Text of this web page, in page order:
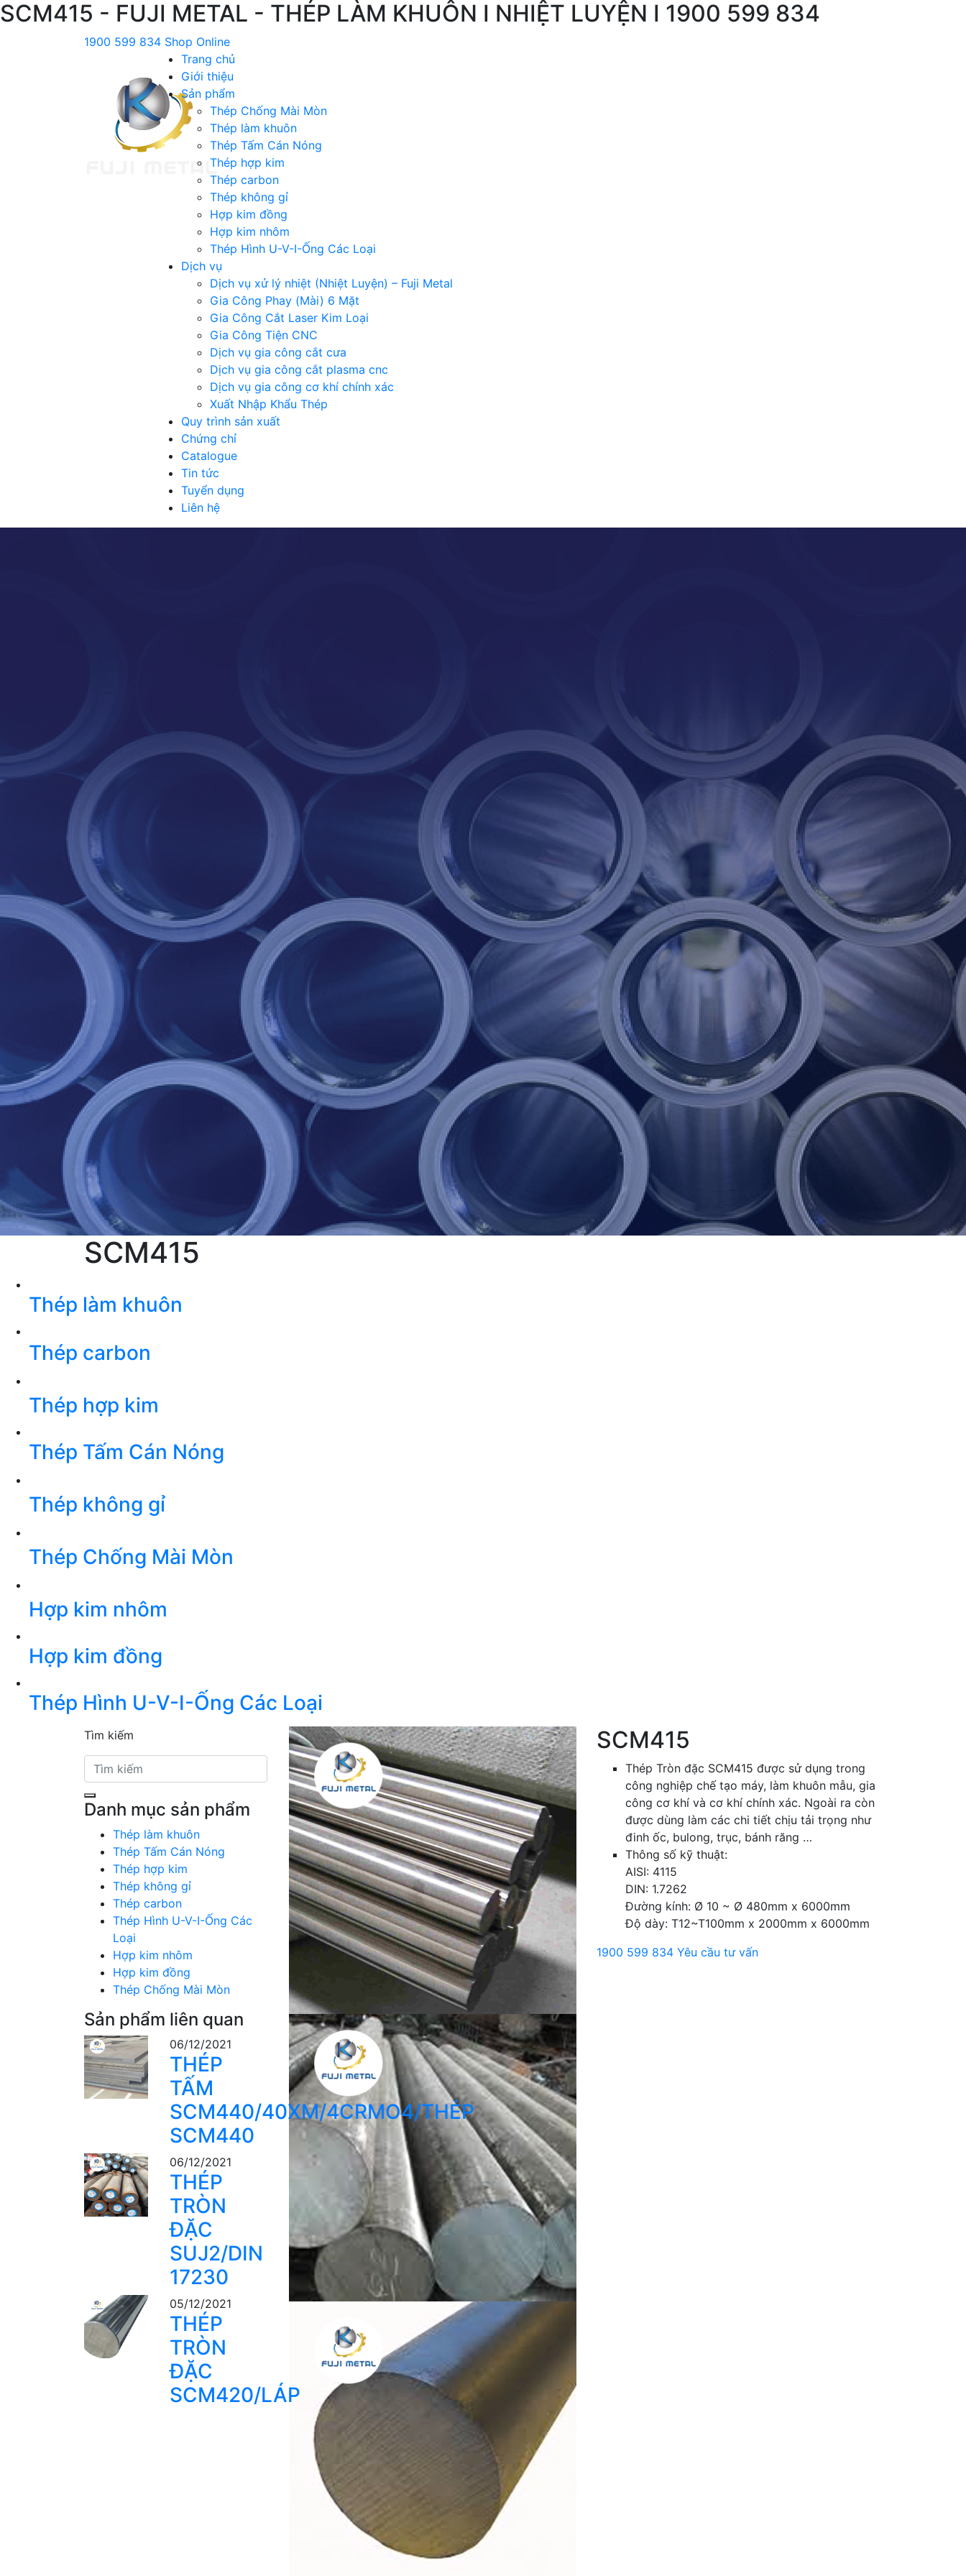
SCM415 - FUJI METAL - THÉP LÀM KHUÔN I NHIỆT LUYỆN I 1900 599 834
1900 599 834 Shop Online
Trang chủ
Giới thiệu
Sản phẩm
Thép Chống Mài Mòn
Thép làm khuôn
Thép Tấm Cán Nóng
Thép hợp kim
Thép carbon
Thép không gỉ
Hợp kim đồng
Hợp kim nhôm
Thép Hình U-V-I-Ống Các Loại
Dịch vụ
Dịch vụ xử lý nhiệt (Nhiệt Luyện) – Fuji Metal
Gia Công Phay (Mài) 6 Mặt
Gia Công Cắt Laser Kim Loại
Gia Công Tiện CNC
Dịch vụ gia công cắt cưa
Dịch vụ gia công cắt plasma cnc
Dịch vụ gia công cơ khí chính xác
Xuất Nhập Khẩu Thép
Quy trình sản xuất
Chứng chỉ
Catalogue
Tin tức
Tuyển dụng
Liên hệ
SCM415
Thép làm khuôn
Thép carbon
Thép hợp kim
Thép Tấm Cán Nóng
Thép không gỉ
Thép Chống Mài Mòn
Hợp kim nhôm
Hợp kim đồng
Thép Hình U-V-I-Ống Các Loại
SCM415
Thép Tròn đặc SCM415 được sử dụng trong
công nghiệp chế tạo máy, làm khuôn mẫu, gia
công cơ khí và cơ khí chính xác. Ngoài ra còn
được dùng làm các chi tiết chịu tải trọng như
đinh ốc, bulong, trục, bánh răng …
Thông số kỹ thuật:
AISI: 4115
DIN: 1.7262
Đường kính: Ø 10 ~ Ø 480mm x 6000mm
Độ dày: T12~T100mm x 2000mm x 6000mm
1900 599 834 Yêu cầu tư vấn
Tìm kiếm
Danh mục sản phẩm
Thép làm khuôn
Thép Tấm Cán Nóng
Thép hợp kim
Thép không gỉ
Thép carbon
Thép Hình U-V-I-Ống Các
Loại
Hợp kim nhôm
Hợp kim đồng
Thép Chống Mài Mòn
Sản phẩm liên quan
06/12/2021
THÉP
TẤM
SCM440/40XM/4CRMO4/THÉP
SCM440
06/12/2021
THÉP
TRÒN
ĐẶC
SUJ2/DIN
17230
05/12/2021
THÉP
TRÒN
ĐẶC
SCM420/LÁP